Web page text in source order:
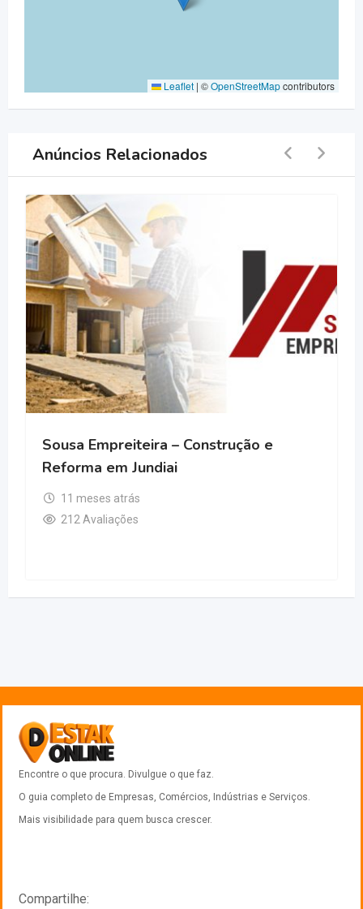
Leaflet | ©OpenStreetMapcontributors
Anúncios Relacionados
– Construção e
Jardins
11 meses atrás
Encontre o que procura. Divulgue o que faz.
O guia completo de Empresas, Comércios, Indústrias e Serviços.
Mais visibilidade para quem busca crescer.
Compartilhe: